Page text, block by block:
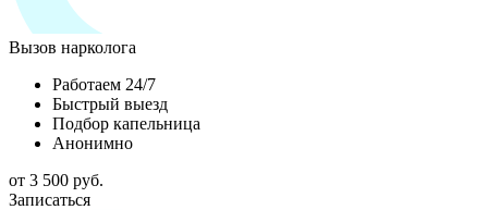
Вызов нарколога
Работаем 24/7
Быстрый выезд
Подбор капельница
Анонимно
от 3 500 руб.
Записаться